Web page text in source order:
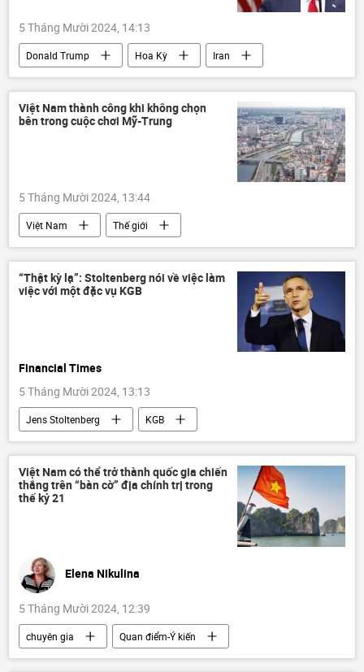
5 Tháng Mười 2024, 14:13
Donald Trump Hoa Kỳ
Iran
Israel
Trung Đông
Thế giới
Chính trị
Việt Nam thành công khi không chọn
bên trong cuộc chơi Mỹ-Trung
5 Tháng Mười 2024, 13:44
Việt Nam
Thế giới
Á-Thái Bình Dương
Trung Quốc
Hoa Kỳ
Đông Nam Á Kinh tế
“Thật kỳ lạ”: Stoltenberg nói về việc làm
việc với một đặc vụ KGB
Financial Times
5 Tháng Mười 2024, 13:13
Jens Stoltenberg
KGB
Báo chí thế giới
Thế giới
Chính trị
NATO
Việt Nam có thể trở thành quốc gia chiến
thắng trên “bàn cờ” địa chính trị trong
thế kỷ 21
Elena Nikulina
5 Tháng Mười 2024, 12:39
chuyên gia
Quan điểm-Ý kiến
Tác giả
Việt Nam